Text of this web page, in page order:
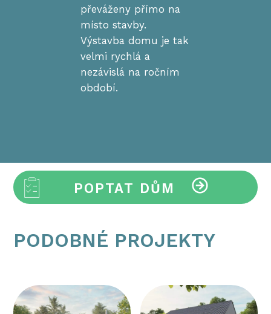
převáženy přímo na
místo stavby.
Výstavba domu je tak
velmi rychlá a
nezávislá na ročním
období.
POPTAT DŮM
PODOBNÉ PROJEKTY